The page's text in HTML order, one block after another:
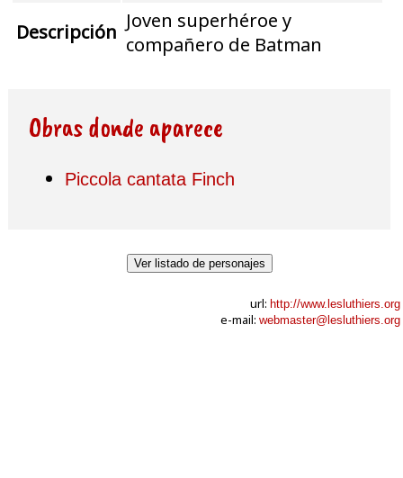
Descripción Joven superhéroe y
compañero de Batman
Obras donde aparece
Piccola cantata Finch
Ver listado de personajes
url: http://www.lesluthiers.org
e-mail: webmaster@lesluthiers.org